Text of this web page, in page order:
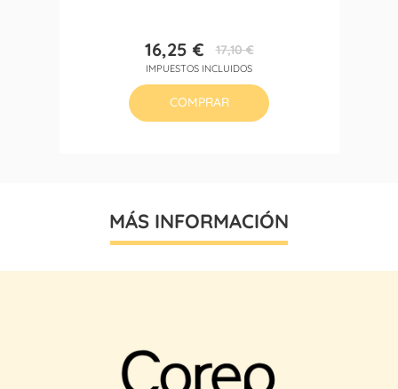
Precio
16,25 €Precio
base
17,10 €
IMPUESTOS INCLUIDOS
COMPRAR
MÁS INFORMACIÓN